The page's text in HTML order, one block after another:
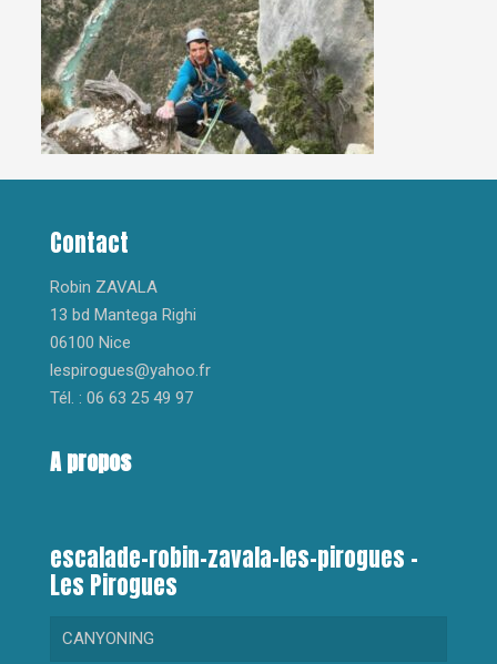
Contact
Robin ZAVALA
13 bd Mantega Righi
06100 Nice
lespirogues@yahoo.fr
Tél. : 06 63 25 49 97
A propos
escalade-robin-zavala-les-pirogues –
Les Pirogues
CANYONING